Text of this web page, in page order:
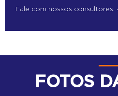
Fale com nossos consultores:
FOTOS